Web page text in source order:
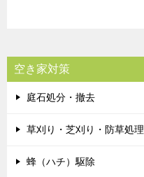
空き家対策
庭石処分・撤去
草刈り・芝刈り・防草処理
蜂（ハチ）駆除